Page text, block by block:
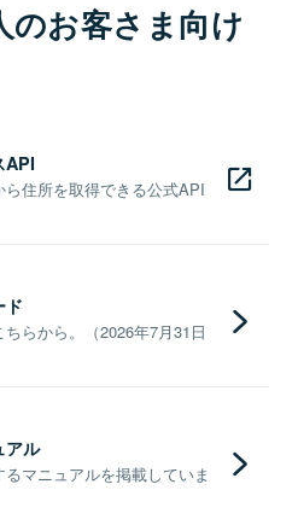
のお客さま向け
API
住所を取得できる公式API
ド
らから。（2026年7月31日
アル
マニュアルを掲載していま